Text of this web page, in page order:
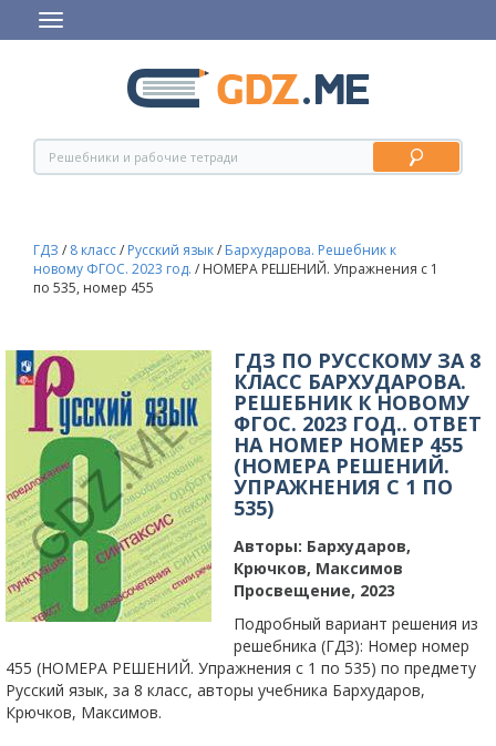
ГДЗ / 8 класс/ Русский язык/ Бархударова. Решебник к
новому ФГОС. 2023 год. / НОМЕРА РЕШЕНИЙ. Упражнения с 1
по 535, номер 455
ГДЗ ПО РУССКОМУ ЗА 8
КЛАСС БАРХУДАРОВА.
РЕШЕБНИК К НОВОМУ
ФГОС. 2023 ГОД.. ОТВЕТ
НА НОМЕР НОМЕР 455
(НОМЕРА РЕШЕНИЙ.
УПРАЖНЕНИЯ С 1 ПО
535)
Авторы: Бархударов,
Крючков, Максимов
Просвещение, 2023
Подробный вариант решения из
решебника (ГДЗ): Номер номер
455 (НОМЕРА РЕШЕНИЙ. Упражнения с 1 по 535) по предмету
Русский язык, за 8 класс, авторы учебника Бархударов,
Крючков, Максимов.